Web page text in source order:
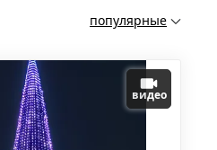
популярные
видео